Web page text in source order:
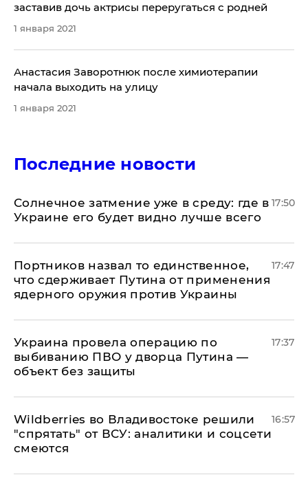
заставив дочь актрисы переругаться с родней
1 января 2021
Анастасия Заворотнюк после химиотерапии
начала выходить на улицу
1 января 2021
Последние новости
​Солнечное затмение уже в среду: где в
Украине его будет видно лучше всего
17:50
Портников назвал то единственное,
что сдерживает Путина от применения
ядерного оружия против Украины
17:47
Украина провела операцию по
выбиванию ПВО у дворца Путина —
объект без защиты
17:37
Wildberries во Владивостоке решили
"спрятать" от ВСУ: аналитики и соцсети
смеются
16:57